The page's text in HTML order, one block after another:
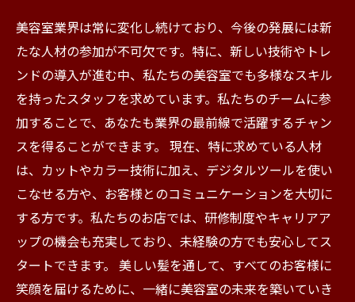
美容室業界は常に変化し続けており、今後の発展には新
たな人材の参加が不可欠です。特に、新しい技術やトレ
ンドの導入が進む中、私たちの美容室でも多様なスキル
を持ったスタッフを求めています。私たちのチームに参
加することで、あなたも業界の最前線で活躍するチャン
スを得ることができます。 現在、特に求めている人材
は、カットやカラー技術に加え、デジタルツールを使い
こなせる方や、お客様とのコミュニケーションを大切に
する方です。私たちのお店では、研修制度やキャリアア
ップの機会も充実しており、未経験の方でも安心してス
タートできます。 美しい髪を通して、すべてのお客様に
笑顔を届けるために、一緒に美容室の未来を築いていき